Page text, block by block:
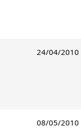
24/04/2010
08/05/2010